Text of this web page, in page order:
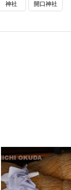
神社 開口神社